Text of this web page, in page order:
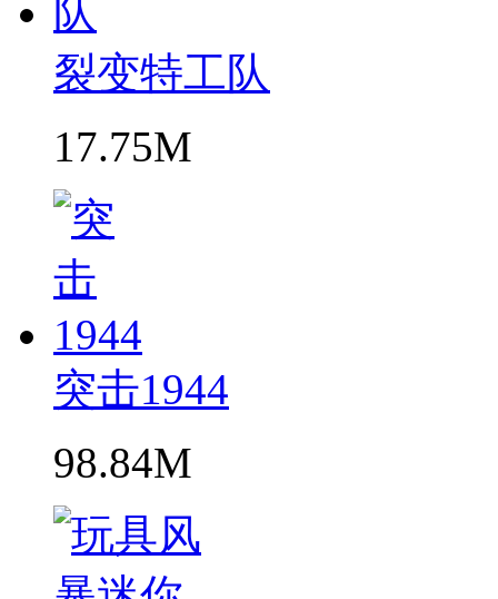
裂变特工队
17.75M
突击1944
98.84M